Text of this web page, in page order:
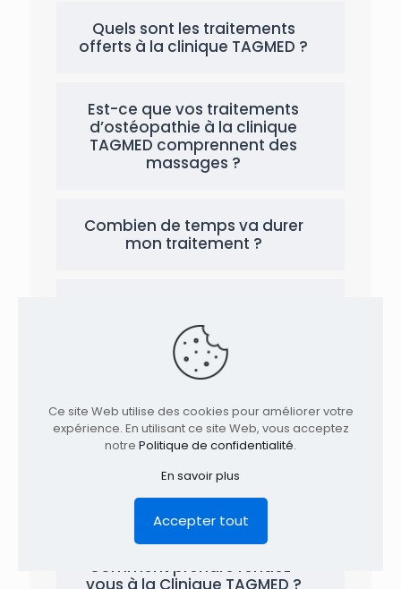
Quels sont les traitements
offerts à la clinique TAGMED ?
Est-ce que vos traitements
d’ostéopathie à la clinique
TAGMED comprennent des
massages ?
Combien de temps va durer
mon traitement ?
ce que je vais avoir besoin ?
Est-ce que tous les patients
sont-ils traités de la même
manière ?
Souvent demandées
Comment prendre rendez-
vous à la Clinique TAGMED ?
Ce site Web utilise des cookies pour améliorer votre
expérience. En utilisant ce site Web, vous acceptez
notre Politique de confidentialité.
En savoir plus
Accepter tout